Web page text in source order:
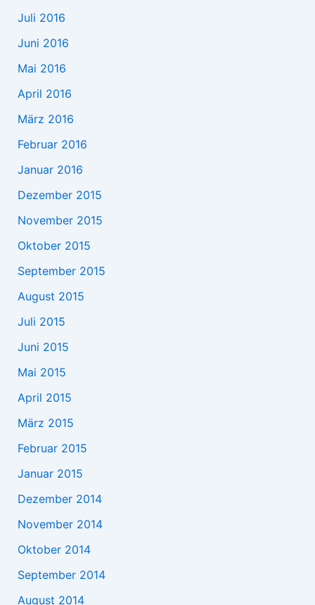
Juli 2016
Juni 2016
Mai 2016
April 2016
März 2016
Februar 2016
Januar 2016
Dezember 2015
November 2015
Oktober 2015
September 2015
August 2015
Juli 2015
Juni 2015
Mai 2015
April 2015
März 2015
Februar 2015
Januar 2015
Dezember 2014
November 2014
Oktober 2014
September 2014
August 2014